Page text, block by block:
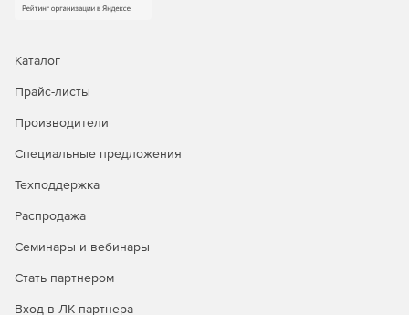
Каталог
Прайс-листы
Производители
Специальные предложения
Техподдержка
Распродажа
Семинары и вебинары
Стать партнером
Вход в ЛК партнера